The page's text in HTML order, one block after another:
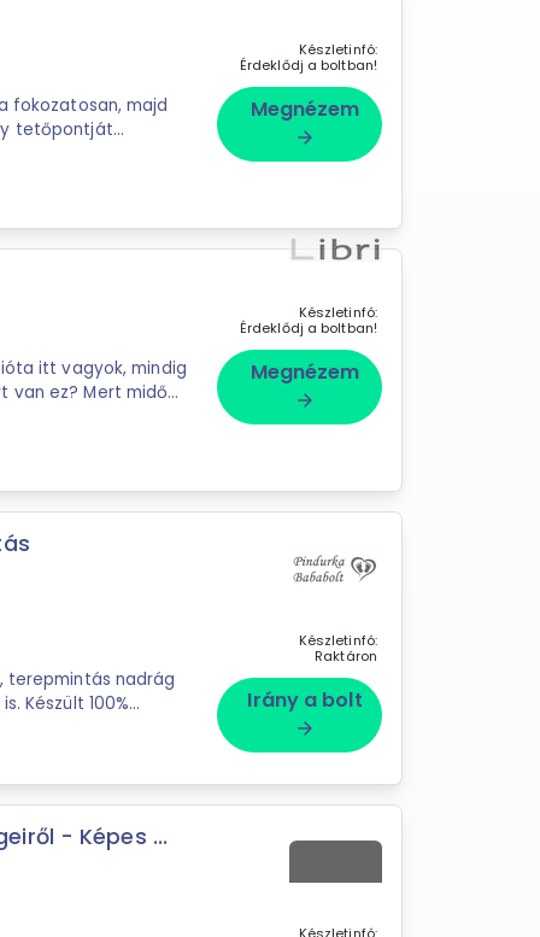
fokozatosan, majd
tetőpontját
Készletinfó:
Érdeklődj a boltban!
Megnézem
arrow_forward
itt vagyok, mindig
van ez? Mert midőn
Készletinfó:
Érdeklődj a boltban!
Megnézem
arrow_forward
terepmintás nadrág
Készült 100%
Készletinfó:
Raktáron
Irány a bolt
arrow_forward
- Képes ...